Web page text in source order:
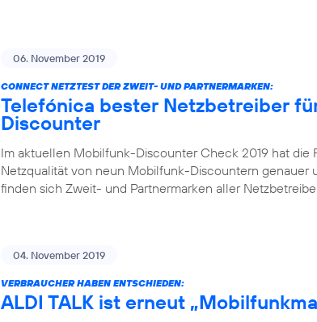
06. November 2019
CONNECT NETZTEST DER ZWEIT- UND PARTNERMARKEN:
Telefónica bester Netzbetreiber
Discounter
Im aktuellen Mobilfunk-Discounter Check 2019 hat die
Netzqualität von neun Mobilfunk-Discountern genauer
finden sich Zweit- und Partnermarken aller
04. November 2019
VERBRAUCHER HABEN ENTSCHIEDEN:
ALDI TALK ist erneut